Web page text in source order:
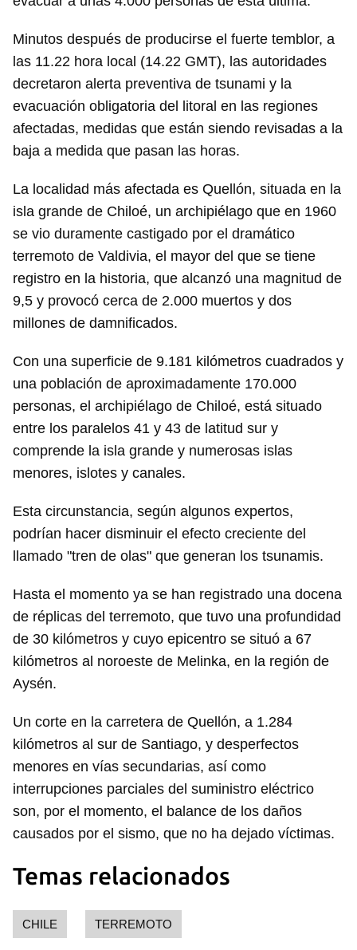
Minutos después de producirse el fuerte temblor, a
las 11.22 hora local (14.22 GMT), las autoridades
decretaron alerta preventiva de tsunami y la
evacuación obligatoria del litoral en las regiones
afectadas, medidas que están siendo revisadas a la
baja a medida que pasan las horas.
La localidad más afectada es Quellón, situada en la
isla grande de Chiloé, un archipiélago que en 1960
se vio duramente castigado por el dramático
terremoto de Valdivia, el mayor del que se tiene
registro en la historia, que alcanzó una magnitud de
9,5 y provocó cerca de 2.000 muertos y dos
millones de damnificados.
Con una superficie de 9.181 kilómetros cuadrados y
una población de aproximadamente 170.000
personas, el archipiélago de Chiloé, está situado
entre los paralelos 41 y 43 de latitud sur y
comprende la isla grande y numerosas islas
menores, islotes y canales.
Esta circunstancia, según algunos expertos,
podrían hacer disminuir el efecto creciente del
llamado "tren de olas" que generan los tsunamis.
Hasta el momento ya se han registrado una docena
de réplicas del terremoto, que tuvo una profundidad
de 30 kilómetros y cuyo epicentro se situó a 67
kilómetros al noroeste de Melinka, en la región de
Aysén.
Un corte en la carretera de Quellón, a 1.284
kilómetros al sur de Santiago, y desperfectos
menores en vías secundarias, así como
interrupciones parciales del suministro eléctrico
son, por el momento, el balance de los daños
causados por el sismo, que no ha dejado víctimas.
Temas relacionados
CHILE TERREMOTO